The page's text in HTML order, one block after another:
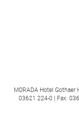
MORADA Hotel Gothaer
03621 224-0 | Fax: